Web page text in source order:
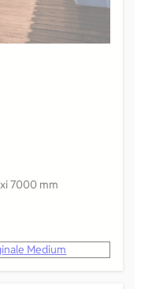
7000 mm
Medium